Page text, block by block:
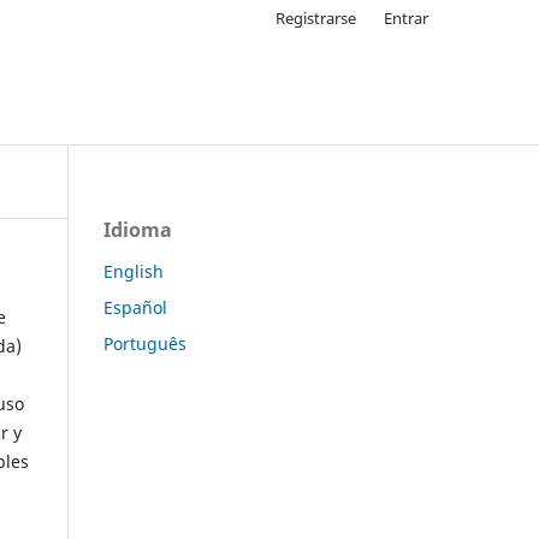
Registrarse Entrar
y
Idioma
English
Español
Português